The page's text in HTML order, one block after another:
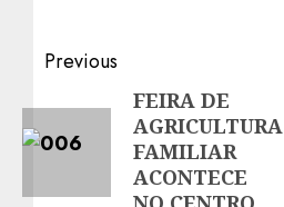
Post
navigation
Previous
Previous
post:
FEIRA DE
AGRICULTURA
FAMILIAR
ACONTECE